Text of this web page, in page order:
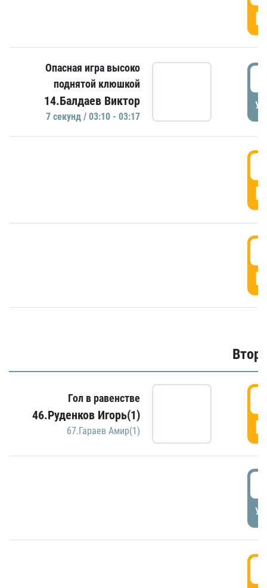
Опасная игра высоко
поднятой клюшкой
14.Балдаев Виктор
7 секунд / 03:10 - 03:17
Гол в равенстве
46.Руденков Игорь(1)
67.Гараев Амир(1)